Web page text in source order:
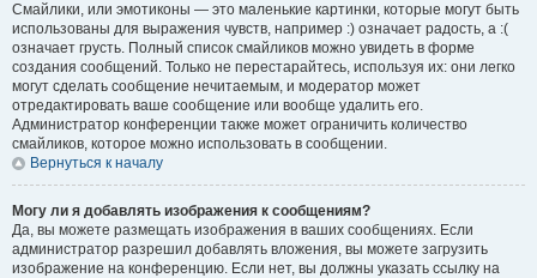
Смайлики, или эмотиконы — это маленькие картинки, которые могут быть
использованы для выражения чувств, например :) означает радость, а :(
означает грусть. Полный список смайликов можно увидеть в форме
создания сообщений. Только не перестарайтесь, используя их: они легко
могут сделать сообщение нечитаемым, и модератор может
отредактировать ваше сообщение или вообще удалить его.
Администратор конференции также может ограничить количество
смайликов, которое можно использовать в сообщении.
Вернуться к началу
Могу ли я добавлять изображения к сообщениям?
Да, вы можете размещать изображения в ваших сообщениях. Если
администратор разрешил добавлять вложения, вы можете загрузить
изображение на конференцию. Если нет, вы должны указать ссылку на